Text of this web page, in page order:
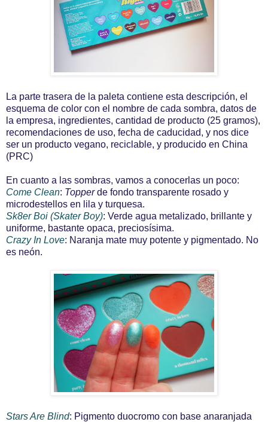
La parte trasera de la paleta contiene esta descripción, el
esquema de color con el nombre de cada sombra, datos de
la empresa, ingredientes, cantidad de producto (25 gramos),
recomendaciones de uso, fecha de caducidad, y nos dice
ser un producto vegano, reciclable, y producido en China
(PRC)
En cuanto a las sombras, vamos a conocerlas un poco:
Come Clean: Topperde fondo transparente rosado y
microdestellos en lila y turquesa.
Sk8er Boi (Skater Boy): Verde agua metalizado, brillante y
uniforme, bastante opaca, preciosísima.
Crazy In Love: Naranja mate muy potente y pigmentado. No
es neón.
Stars Are Blind: Pigmento duocromo con base anaranjada